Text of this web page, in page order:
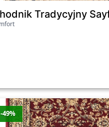
Tradycyjny
-49%